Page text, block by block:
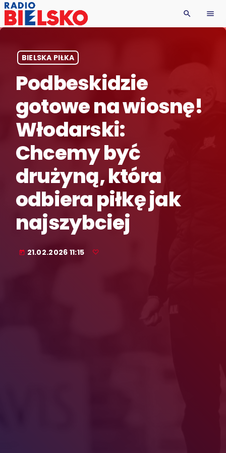
search menu
BIELSKA PIŁKA
Podbeskidzie
gotowe na wiosnę!
Włodarski:
Chcemy być
drużyną, która
odbiera piłkę jak
najszybciej
today 21.02.2026 11:15